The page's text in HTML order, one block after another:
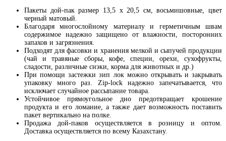
Пакеты дой-пак размер 13,5 x 20,5 см, восьмишовные, цвет
черный матовый.
Благодаря многослойному материалу и герметичным швам
содержимое надежно защищено от влажности, посторонних
запахов и загрязнения.
Подходят для фасовки и хранения мелкой и сыпучей продукции
(чай и травяные сборы, кофе, специи, орехи, сухофрукты,
сладости, различные снэки, корма для животных и др.)
При помощи застежки зип лок можно открывать и закрывать
упаковку много раз. Zip-lock надежно запечатывается, что
исключает случайное рассыпание товара.
Устойчивое прямоугольное дно предотвращает крошение
продукта и его ломание, а также дает возможность поставить
пакет вертикально на полке.
Продажа дой-паков осуществляется в розницу и оптом.
Доставка осуществляется по всему Казахстану.